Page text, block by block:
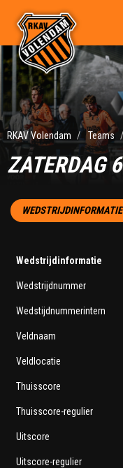
RKAV Volendam Teams
ZATERDAG 6
WEDSTRIJDINFORMATIE
Wedstrijdinformatie
Wedstrijdnummer
Wedstijdnummerintern
Veldnaam
Veldlocatie
Thuisscore
Thuisscore-regulier
Uitscore
Uitscore-regulier